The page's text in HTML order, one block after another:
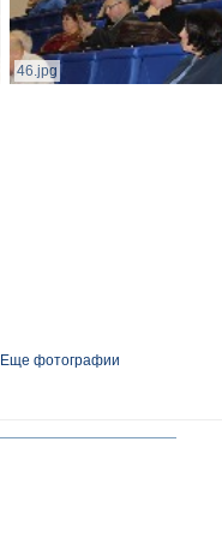
46.jpg
Еще фотографии